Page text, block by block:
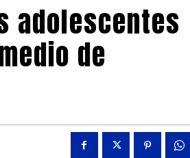
adolescentes
de